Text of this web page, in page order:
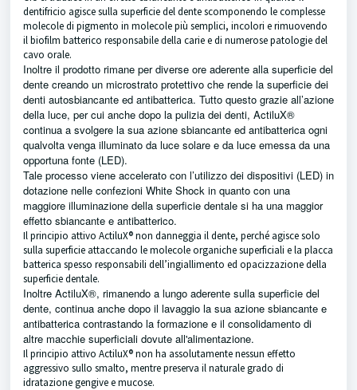
dentifricio agisce sulla superficie del dente scomponendo le complesse
molecole di pigmento in molecole più semplici, incolori e rimuovendo
il biofilm batterico responsabile della carie e di numerose patologie del
cavo orale.
Inoltre il prodotto rimane per diverse ore aderente alla superficie del
dente creando un microstrato protettivo che rende la superficie dei
denti autosbiancante ed antibatterica. Tutto questo grazie all’azione
della luce, per cui anche dopo la pulizia dei denti, ActiluX®
continua a svolgere la sua azione sbiancante ed antibatterica ogni
qualvolta venga illuminato da luce solare e da luce emessa da una
opportuna fonte (LED).
Tale processo viene accelerato con l’utilizzo dei dispositivi (LED) in
dotazione nelle confezioni White Shock in quanto con una
maggiore illuminazione della superficie dentale si ha una maggior
effetto sbiancante e antibatterico.
Il principio attivo ActiluX® non danneggia il dente, perché agisce solo
sulla superficie attaccando le molecole organiche superficiali e la placca
batterica spesso responsabili dell’ingiallimento ed opacizzazione della
superficie dentale.
Inoltre ActiluX®, rimanendo a lungo aderente sulla superficie del
dente, continua anche dopo il lavaggio la sua azione sbiancante e
antibatterica contrastando la formazione e il consolidamento di
altre macchie superficiali dovute all'alimentazione.
Il principio attivo ActiluX® non ha assolutamente nessun effetto
aggressivo sullo smalto, mentre preserva il naturale grado di
idratazione gengive e mucose.